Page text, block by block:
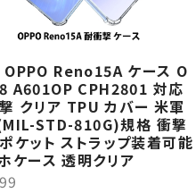
Reno15A ケース O
A601OP CPH2801 対応
クリア TPU カバー 米軍
STD-810G)規格 衝撃
ケット ストラップ装着可能
ケース 透明クリア